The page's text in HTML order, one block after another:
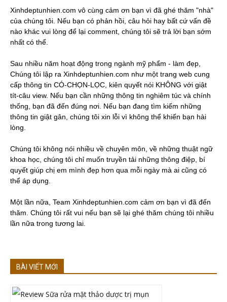
Xinhdeptunhien.com vô cùng cảm ơn bạn vì đã ghé thăm "nhà"
của chúng tôi. Nếu bạn có phản hồi, câu hỏi hay bất cứ vấn đề
nào khác vui lòng để lại comment, chúng tôi sẽ trả lời bạn sớm
nhất có thể.
Sau nhiều năm hoạt động trong ngành mỹ phẩm - làm đẹp,
Chúng tôi lập ra Xinhdeptunhien.com như một trang web cung
cấp thông tin CÓ-CHỌN-LỌC, kiên quyết nói KHÔNG với giật
tít-câu view. Nếu bạn cần những thông tin nghiêm túc và chính
thống, bạn đã đến đúng nơi. Nếu bạn đang tìm kiếm những
thông tin giật gân, chúng tôi xin lỗi vì không thể khiến bạn hài
lòng.
Chúng tôi không nói nhiều về chuyên môn, về những thuật ngữ
khoa học, chúng tôi chỉ muốn truyền tải những thông điệp, bí
quyết giúp chị em mình đẹp hơn qua mỗi ngày mà ai cũng có
thể áp dụng.
Một lần nữa, Team Xinhdeptunhien.com cảm ơn bạn vì đã đến
thăm. Chúng tôi rất vui nếu bạn sẽ lại ghé thăm chúng tôi nhiều
lần nữa trong tương lai.
BÀI VIẾT MỚI